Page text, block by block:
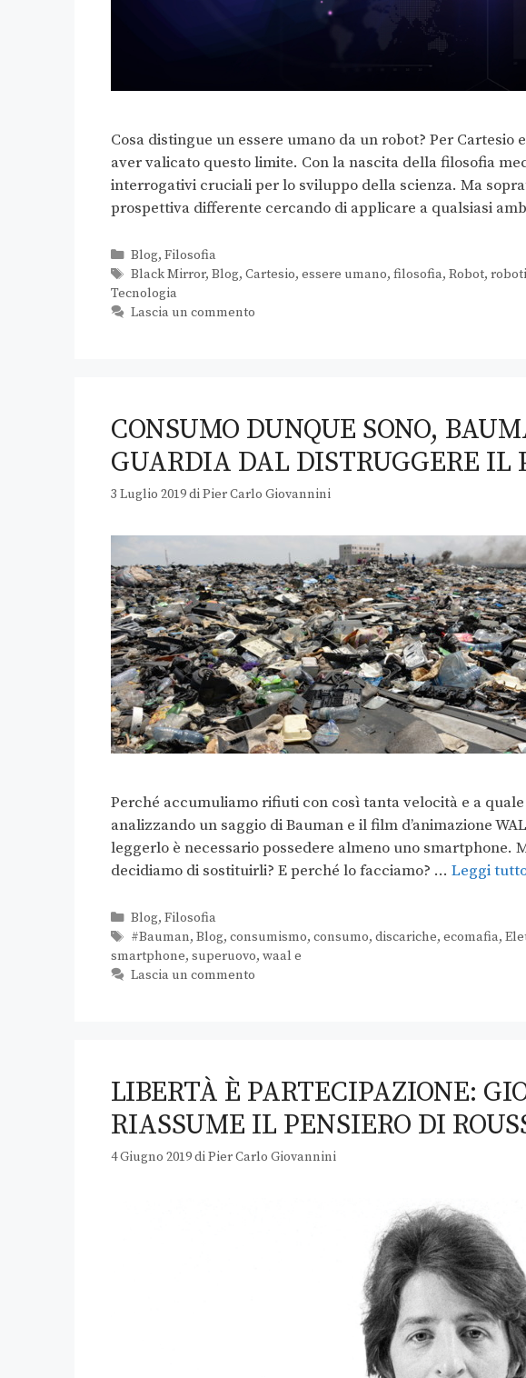
Cosa distingue un essere umano da un robot? Per
aver valicato questo limite. Con la nascita della filosofia
interrogativi cruciali per lo sviluppo della scienza. Ma
prospettiva differente cercando di applicare a qualsiasi
Blog, Filosofia
Black Mirror, Blog, Cartesio, essere umano, filosofia, Robot,
Tecnologia
Lascia un commento
CONSUMO DUNQUE SONO,
GUARDIA DAL DISTRUGGERE IL
3 Luglio 2019diPier Carlo Giovannini
Perché accumuliamo rifiuti con così tanta velocità e a
analizzando un saggio di Bauman e il film d’animazione
leggerlo è necessario possedere almeno uno smartphone.
decidiamo di sostituirli? E perché lo facciamo? … Leggi
Blog, Filosofia
#Bauman, Blog, consumismo, consumo, discariche, ecomafia,
smartphone, superuovo, waal e
Lascia un commento
LIBERTÀ È PARTECIPAZIONE:
RIASSUME IL PENSIERO DI
4 Giugno 2019diPier Carlo Giovannini